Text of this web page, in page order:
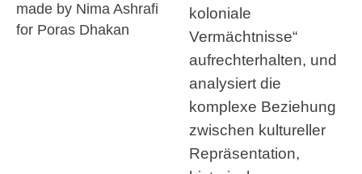
made by Nima Ashrafi
for Poras Dhakan
koloniale
Vermächtnisse“
aufrechterhalten, und
analysiert die
komplexe Beziehung
zwischen kultureller
Repräsentation,